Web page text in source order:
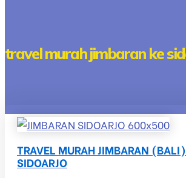
travel murah jimbaran ke
TRAVEL MURAH JIMBARAN
SIDOARJO